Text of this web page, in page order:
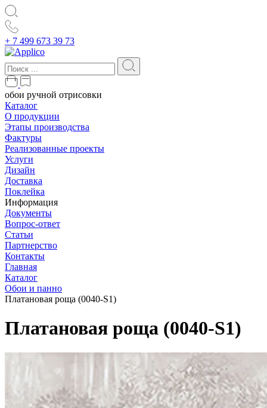
+ 7 499 673 39 73
обои ручной отрисовки
Каталог
О продукции
Этапы производства
Фактуры
Реализованные проекты
Услуги
Дизайн
Доставка
Поклейка
Информация
Документы
Вопрос-ответ
Статьи
Партнерство
Контакты
Главная
Каталог
Обои и панно
Платановая роща (0040-S1)
Платановая роща (0040-S1)